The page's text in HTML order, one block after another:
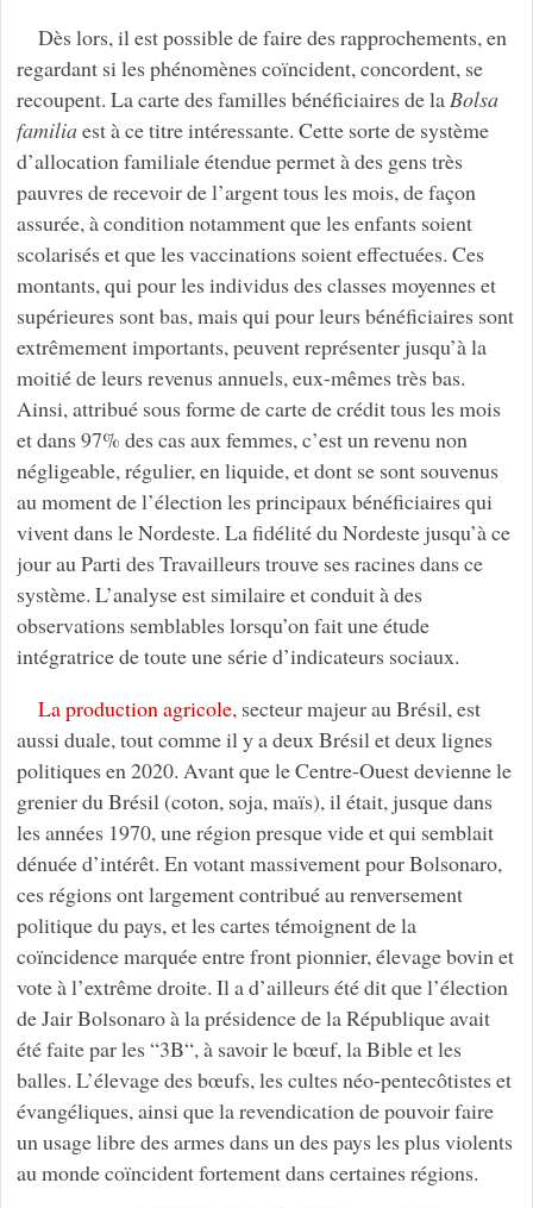
Dès lors, il est possible de faire des rapprochements, en
regardant si les phénomènes coïncident, concordent, se
recoupent. La carte des familles bénéficiaires de la Bolsa
familiaest à ce titre intéressante. Cette sorte de système
d’allocation familiale étendue permet à des gens très
pauvres de recevoir de l’argent tous les mois, de façon
assurée, à condition notamment que les enfants soient
scolarisés et que les vaccinations soient effectuées. Ces
montants, qui pour les individus des classes moyennes et
supérieures sont bas, mais qui pour leurs bénéficiaires sont
extrêmement importants, peuvent représenter jusqu’à la
moitié de leurs revenus annuels, eux-mêmes très bas.
Ainsi, attribué sous forme de carte de crédit tous les mois
et dans 97% des cas aux femmes, c’est un revenu non
négligeable, régulier, en liquide, et dont se sont souvenus
au moment de l’élection les principaux bénéficiaires qui
vivent dans le Nordeste. La fidélité du Nordeste jusqu’à ce
jour au Parti des Travailleurs trouve ses racines dans ce
système. L’analyse est similaire et conduit à des
observations semblables lorsqu’on fait une étude
intégratrice de toute une série d’indicateurs sociaux.
La production agricole, secteur majeur au Brésil, est
aussi duale, tout comme il y a deux Brésil et deux lignes
politiques en 2020. Avant que le Centre-Ouest devienne le
grenier du Brésil (coton, soja, maïs), il était, jusque dans
les années 1970, une région presque vide et qui semblait
dénuée d’intérêt. En votant massivement pour Bolsonaro,
ces régions ont largement contribué au renversement
politique du pays, et les cartes témoignent de la
coïncidence marquée entre front pionnier, élevage bovin et
vote à l’extrême droite. Il a d’ailleurs été dit que l’élection
de Jair Bolsonaro à la présidence de la République avait
été faite par les “3B“, à savoir le bœuf, la Bible et les
balles. L’élevage des bœufs, les cultes néo-pentecôtistes et
évangéliques, ainsi que la revendication de pouvoir faire
un usage libre des armes dans un des pays les plus violents
au monde coïncident fortement dans certaines régions.